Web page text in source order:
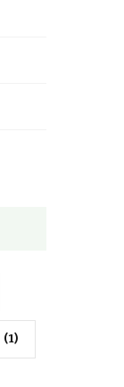
(1)